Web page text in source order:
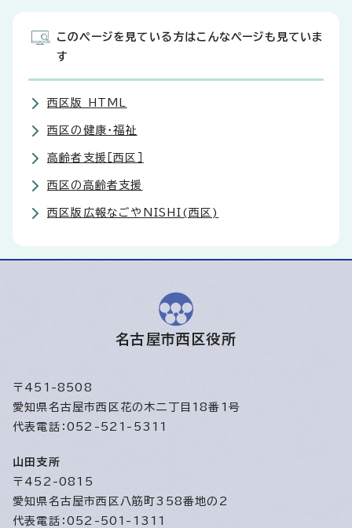
このページを見ている方はこんなページも見ていま
す
西区版 HTML
西区の健康・福祉
高齢者支援［西区］
西区の高齢者支援
西区版広報なごやNISHI(西区)
名古屋市西区役所
〒451-8508
愛知県名古屋市西区花の木二丁目18番1号
代表電話：052-521-5311
山田支所
〒452-0815
愛知県名古屋市西区八筋町358番地の2
代表電話：052-501-1311